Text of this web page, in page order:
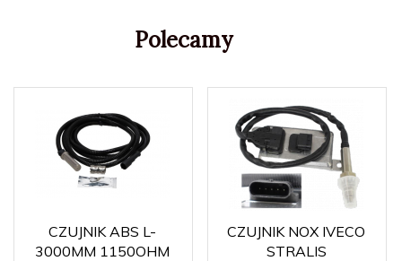
Polecamy
CZUJNIK ABS L-
3000MM 1150OHM
CZUJNIK NOX IVECO
STRALIS